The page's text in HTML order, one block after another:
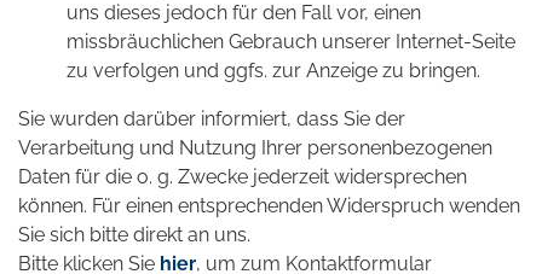
uns dieses jedoch für den Fall vor, einen
missbräuchlichen Gebrauch unserer Internet-Seite
zu verfolgen und ggfs. zur Anzeige zu bringen.
Sie wurden darüber informiert, dass Sie der
Verarbeitung und Nutzung Ihrer personenbezogenen
Daten für die o. g. Zwecke jederzeit widersprechen
können. Für einen entsprechenden Widerspruch wenden
Sie sich bitte direkt an uns.
Bitte klicken Sie hier, um zum Kontaktformular